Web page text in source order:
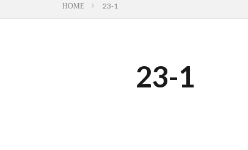
HOME 23-1
23-1